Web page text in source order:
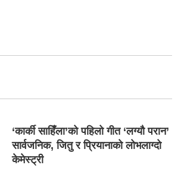
‘कार्की साहिँला’को पहिलो गीत ‘लग्यौ परान’
सार्वजनिक, जितु र प्रियानाको लोभलाग्दो
केमेस्ट्री